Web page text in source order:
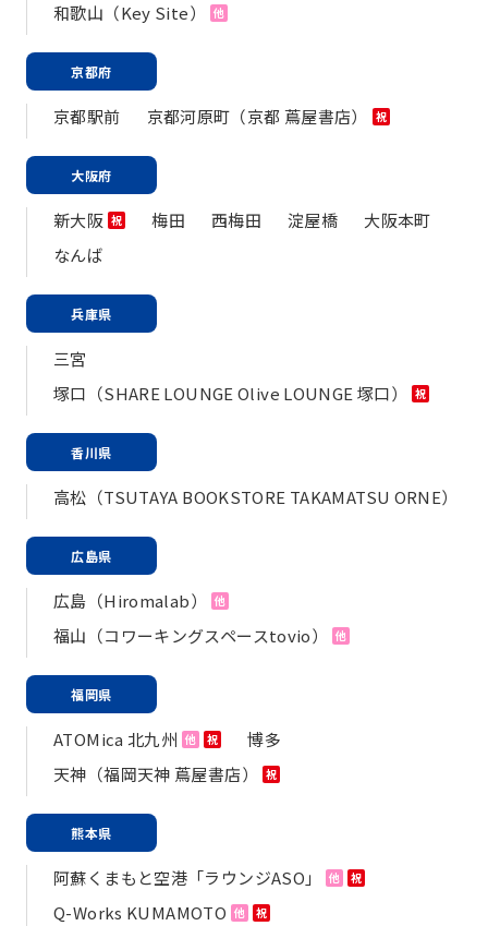
和歌山（Key Site） 他
京都府
京都駅前 京都河原町（京都 蔦屋書店） 祝
大阪府
新大阪 祝 梅田 西梅田 淀屋橋
大阪本町
なんば
兵庫県
三宮
塚口（SHARE LOUNGE Olive LOUNGE 塚口）
祝
香川県
高松（TSUTAYA BOOKSTORE TAKAMATSU ORNE）
広島県
広島（Hiromalab） 他
福山（コワーキングスペースtovio） 他
福岡県
ATOMica 北九州 他 祝
博多
天神（福岡天神 蔦屋書店）
祝
熊本県
阿蘇くまもと空港「ラウンジASO」 他 祝
Q-Works KUMAMOTO 他 祝